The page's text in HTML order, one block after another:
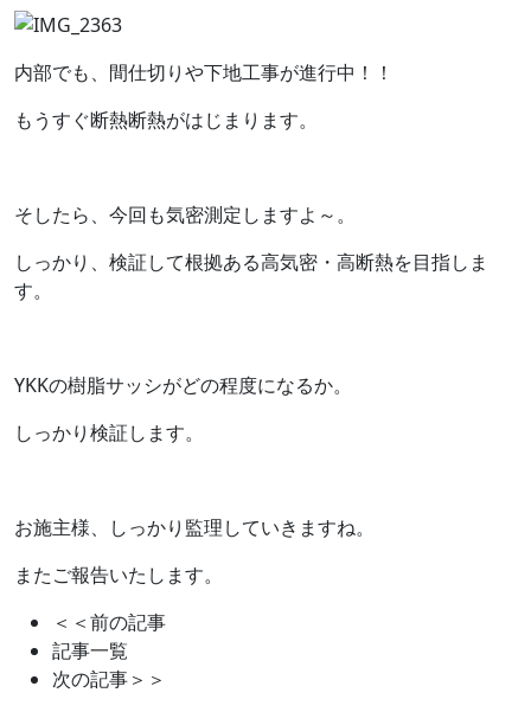
内部でも、間仕切りや下地工事が進行中！！
もうすぐ断熱断熱がはじまります。
そしたら、今回も気密測定しますよ～。
しっかり、検証して根拠ある高気密・高断熱を目指しま
す。
YKKの樹脂サッシがどの程度になるか。
しっかり検証します。
お施主様、しっかり監理していきますね。
またご報告いたします。
＜＜前の記事
記事一覧
次の記事＞＞